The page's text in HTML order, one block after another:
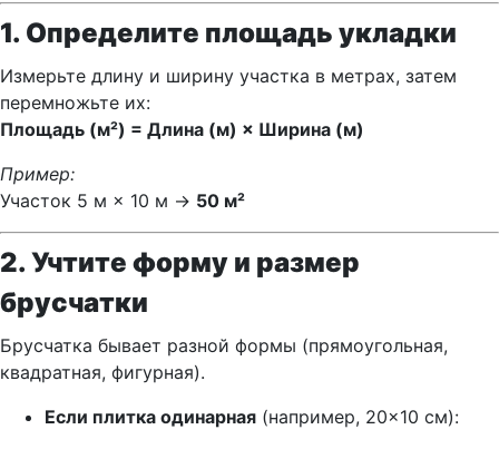
1. Определите площадь укладки
Измерьте длину и ширину участка в метрах, затем
перемножьте их:
Площадь (м²) = Длина (м) × Ширина (м)
Пример:
Участок 5 м × 10 м → 50 м²
2. Учтите форму и размер
брусчатки
Брусчатка бывает разной формы (прямоугольная,
квадратная, фигурная).
Если плитка одинарная (например, 20×10 см):